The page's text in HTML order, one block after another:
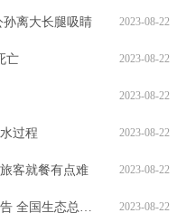
2023-08-22
孙离大长腿吸睛
2023-08-22
亡
2023-08-22
2023-08-22
过程
2023-08-22
客就餐有点难
2023-08-22
态总体稳中向好